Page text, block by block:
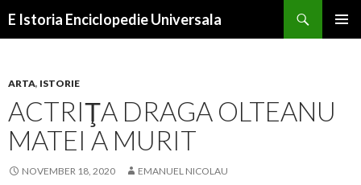
E Istoria Enciclopedie Universala
ARTA, ISTORIE
ACTRIŢA DRAGA OLTEANU
MATEI A MURIT
NOVEMBER 18, 2020 EMANUEL NICOLAU